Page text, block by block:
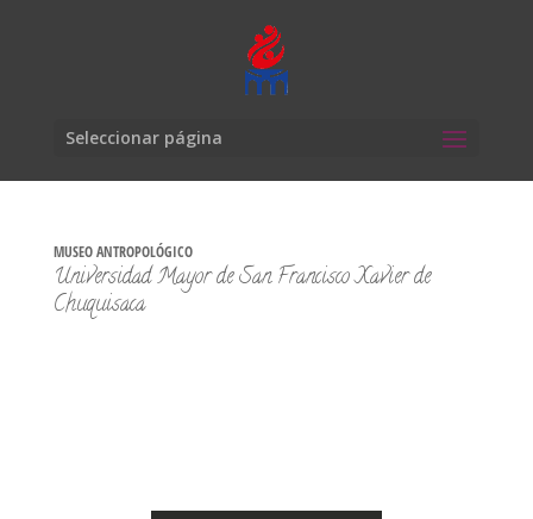
Seleccionar página
MUSEO ANTROPOLÓGICO
Universidad Mayor de San Francisco Xavier de
Chuquisaca